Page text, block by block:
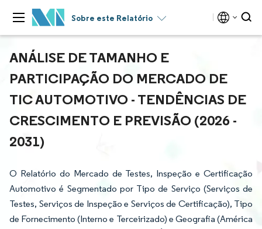
Sobre este Relatório
ANÁLISE DE TAMANHO E
PARTICIPAÇÃO DO MERCADO DE
TIC AUTOMOTIVO - TENDÊNCIAS DE
CRESCIMENTO E PREVISÃO (2026 -
2031)
O Relatório do Mercado de Testes, Inspeção e Certificação
Automotivo é Segmentado por Tipo de Serviço (Serviços de
Testes, Serviços de Inspeção e Serviços de Certificação), Tipo
de Fornecimento (Interno e Terceirizado) e Geografia (América